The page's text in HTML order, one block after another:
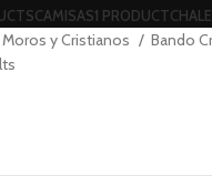
CAMISAS1 PRODUCT
y Cristianos Bando